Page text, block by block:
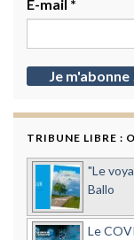
E-mail *
TRIBUNE LIBRE :
"Le
Ballo
Le